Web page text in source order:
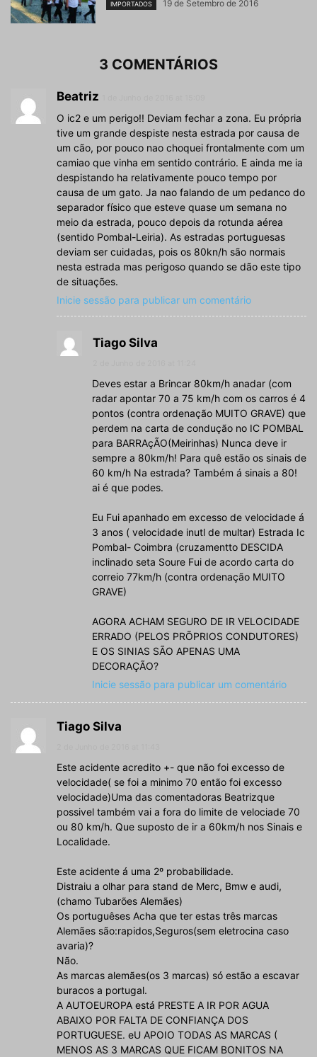
IMPORTADOS 19 de Setembro de 2016
3 COMENTÁRIOS
Beatriz
O ic2 e um perigo!! Deviam fechar a zona. Eu própria
tive um grande despiste nesta estrada por causa de
um cão, por pouco nao choquei frontalmente com um
camiao que vinha em sentido contrário. E ainda me ia
despistando ha relativamente pouco tempo por
causa de um gato. Ja nao falando de um pedanco do
separador físico que esteve quase um semana no
meio da estrada, pouco depois da rotunda aérea
(sentido Pombal-Leiria). As estradas portuguesas
deviam ser cuidadas, pois os 80kn/h são normais
nesta estrada mas perigoso quando se dão este tipo
de situações.
Inicie sessão para publicar um comentário
Tiago Silva
Deves estar a Brincar 80km/h anadar (com
radar apontar 70 a 75 km/h com os carros é 4
pontos (contra ordenação MUITO GRAVE) que
perdem na carta de condução no IC POMBAL
para BARRAçÃO(Meirinhas) Nunca deve ir
sempre a 80km/h! Para quê estão os sinais de
60 km/h Na estrada? Também á sinais a 80!
ai é que podes.
Eu Fui apanhado em excesso de velocidade á
3 anos ( velocidade inutl de multar) Estrada Ic
Pombal- Coimbra (cruzamentto DESCIDA
inclinado seta Soure Fui de acordo carta do
correio 77km/h (contra ordenação MUITO
GRAVE)
AGORA ACHAM SEGURO DE IR VELOCIDADE
ERRADO (PELOS PRÕPRIOS CONDUTORES)
E OS SINIAS SÃO APENAS UMA
DECORAÇÃO?
Inicie sessão para publicar um comentário
Tiago Silva
Este acidente acredito +- que não foi excesso de
velocidade( se foi a minimo 70 então foi excesso
velocidade)Uma das comentadoras Beatrizque
possivel também vai a fora do limite de velociade 70
ou 80 km/h. Que suposto de ir a 60km/h nos Sinais e
Localidade.
Este acidente á uma 2º probabilidade.
Distraiu a olhar para stand de Merc, Bmw e audi,
(chamo Tubarões Alemães)
Os portuguêses Acha que ter estas três marcas
Alemães são:rapidos,Seguros(sem eletrocina caso
avaria)?
Não.
As marcas alemães(os 3 marcas) só estão a escavar
buracos a portugal.
A AUTOEUROPA está PRESTE A IR POR AGUA
ABAIXO POR FALTA DE CONFIANÇA DOS
PORTUGUESE. eU APOIO TODAS AS MARCAS (
MENOS AS 3 MARCAS QUE FICAM BONITOS NA